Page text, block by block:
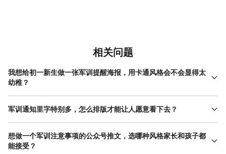
相关问题
我想给初一新生做一张军训提醒海报，用卡通风格会不会显得太
幼稚？
初一新生其实介于小孩和青少年之间，完全用低幼卡通确实不太合
适。建议选稍微成熟一点的卡通风格，比如线条简洁、角色表情自
式感。
军训通知里字特别多，怎么排版才能让人愿意看下去？
先做减法，把能合并的条目合并，能删掉的废话删掉。剩下的内容
按紧急程度分成三类：必须遵守的、建议准备的、仅供参考的。用
不同底色或图标区分，比如红色警示图标放第一条。每段文字别超
想做一个军训注意事项的公众号推文，选哪种风格家长和孩子都
能接受？